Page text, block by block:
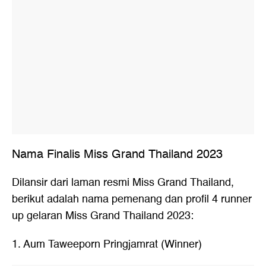
Nama Finalis Miss Grand Thailand 2023
Dilansir dari laman resmi Miss Grand Thailand,
berikut adalah nama pemenang dan profil 4 runner
up gelaran Miss Grand Thailand 2023:
1. Aum Taweeporn Pringjamrat (Winner)